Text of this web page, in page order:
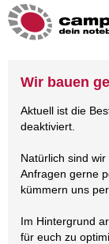
Wir bauen
Aktuell ist die
deaktiviert.
Natürlich sind
Anfragen gerne
kümmern uns
Im Hintergrund
für euch zu